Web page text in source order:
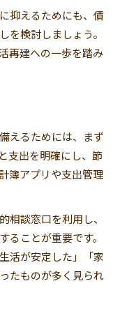
抑えるためにも、債
を検討しましょう。
再建への一歩を踏み
えるためには、まず
支出を明確にし、節
簿アプリや支出管理
相談窓口を利用し、
ことが重要です。
活が安定した」「家
たものが多く見られ